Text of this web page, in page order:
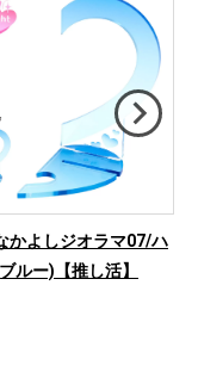
かよしジオラマ07/ハ
ルー)【推し活】